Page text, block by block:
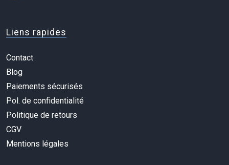
Liens rapides
Contact
Blog
Paiements sécurisés
Pol. de confidentialité
Politique de retours
CGV
Mentions légales